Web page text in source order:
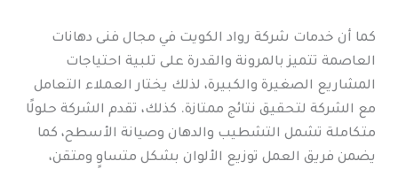
كما أن خدمات شركة رواد الكويت في مجال فنى دهانات
العاصمة تتميز بالمرونة والقدرة على تلبية احتياجات
المشاريع الصغيرة والكبيرة، لذلك يختار العملاء التعامل
مع الشركة لتحقيق نتائج ممتازة. كذلك، تقدم الشركة حلولًا
متكاملة تشمل التشطيب والدهان وصيانة الأسطح، كما
يضمن فريق العمل توزيع الألوان بشكل متساوٍ ومتقن،